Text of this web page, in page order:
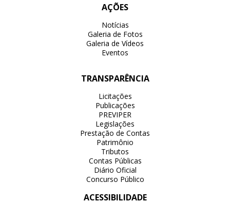
AÇÕES
Notícias
Galeria de Fotos
Galeria de Vídeos
Eventos
TRANSPARÊNCIA
Licitações
Publicações
PREVIPER
Legislações
Prestação de Contas
Patrimônio
Tributos
Contas Públicas
Diário Oficial
Concurso Público
ACESSIBILIDADE